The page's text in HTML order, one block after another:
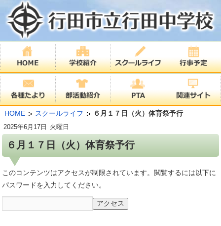
HOME スクールライフ ６月１７日（火）体育祭予行
６月１７日（火）体育祭予行
2025年6月17日 火曜日
このコンテンツはアクセスが制限されています。閲覧するには以下に
パスワードを入力してください。